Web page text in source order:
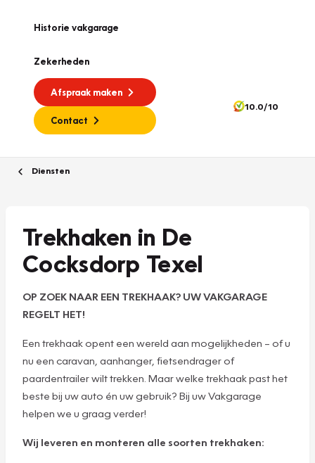
Historie vakgarage
Zekerheden
Afspraak maken
Contact
10.0/10
Diensten
Trekhaken in De
Cocksdorp Texel
OP ZOEK NAAR EEN TREKHAAK? UW VAKGARAGE
REGELT HET!
Een trekhaak opent een wereld aan mogelijkheden – of u
nu een caravan, aanhanger, fietsendrager of
paardentrailer wilt trekken. Maar welke trekhaak past het
beste bij uw auto én uw gebruik? Bij uw Vakgarage
helpen we u graag verder!
Wij leveren en monteren alle soorten trekhaken: